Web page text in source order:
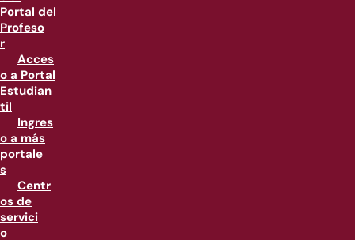
Portal del
Profeso
r
Acces
o a Portal
Estudian
til
Ingres
o a más
portale
s
Centr
os de
servici
o